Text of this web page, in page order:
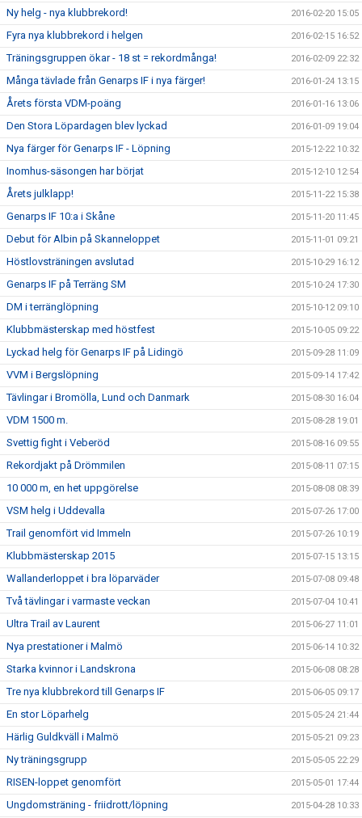
Ny helg - nya klubbrekord! 2016-02-20 15:05
Fyra nya klubbrekord i helgen 2016-02-15 16:52
Träningsgruppen ökar - 18 st = rekordmånga! 2016-02-09 22:32
Många tävlade från Genarps IF i nya färger! 2016-01-24 13:15
Årets första VDM-poäng 2016-01-16 13:06
Den Stora Löpardagen blev lyckad 2016-01-09 19:04
Nya färger för Genarps IF - Löpning 2015-12-22 10:32
Inomhus-säsongen har börjat 2015-12-10 12:54
Årets julklapp! 2015-11-22 15:38
Genarps IF 10:a i Skåne 2015-11-20 11:45
Debut för Albin på Skanneloppet 2015-11-01 09:21
Höstlovsträningen avslutad 2015-10-29 16:12
Genarps IF på Terräng SM 2015-10-24 17:30
DM i terränglöpning 2015-10-12 09:10
Klubbmästerskap med höstfest 2015-10-05 09:22
Lyckad helg för Genarps IF på Lidingö 2015-09-28 11:09
VVM i Bergslöpning 2015-09-14 17:42
Tävlingar i Bromölla, Lund och Danmark 2015-08-30 16:04
VDM 1500 m. 2015-08-28 19:01
Svettig fight i Veberöd 2015-08-16 09:55
Rekordjakt på Drömmilen 2015-08-11 07:15
10 000 m, en het uppgörelse 2015-08-08 08:39
VSM helg i Uddevalla 2015-07-26 17:00
Trail genomfört vid Immeln 2015-07-26 10:19
Klubbmästerskap 2015 2015-07-15 13:15
Wallanderloppet i bra löparväder 2015-07-08 09:48
Två tävlingar i varmaste veckan 2015-07-04 10:41
Ultra Trail av Laurent 2015-06-27 11:01
Nya prestationer i Malmö 2015-06-14 10:32
Starka kvinnor i Landskrona 2015-06-08 08:28
Tre nya klubbrekord till Genarps IF 2015-06-05 09:17
En stor Löparhelg 2015-05-24 21:44
Härlig Guldkväll i Malmö 2015-05-21 09:23
Ny träningsgrupp 2015-05-05 22:29
RISEN-loppet genomfört 2015-05-01 17:44
Ungdomsträning - friidrott/löpning 2015-04-28 10:33